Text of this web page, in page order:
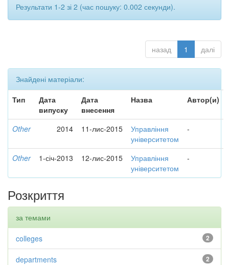
Результати 1-2 зі 2 (час пошуку: 0.002 секунди).
назад 1 далі
Знайдені матеріали:
Тип
Дата
випуску
Дата
внесення
Назва Автор(и)
Other 2014 11-лис-2015
Управління
університетом
-
Other 1-січ-2013 12-лис-2015
Управління
університетом
-
Розкриття
за темами
2
colleges
2
departments